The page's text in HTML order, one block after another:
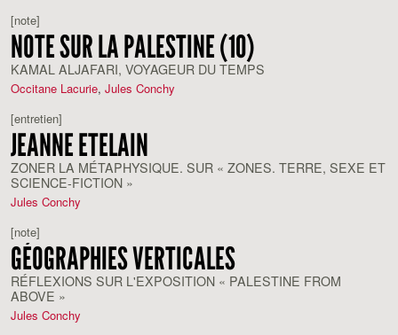
[note]
NOTE SUR LA PALESTINE (10)
KAMAL ALJAFARI, VOYAGEUR DU TEMPS
Occitane Lacurie, Jules Conchy
[entretien]
JEANNE ETELAIN
ZONER LA MÉTAPHYSIQUE. SUR « ZONES. TERRE, SEXE ET
SCIENCE-FICTION »
Jules Conchy
[note]
GÉOGRAPHIES VERTICALES
RÉFLEXIONS SUR L'EXPOSITION « PALESTINE FROM
ABOVE »
Jules Conchy